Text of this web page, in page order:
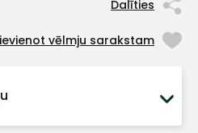
Dalīties
vēlmju sarakstam